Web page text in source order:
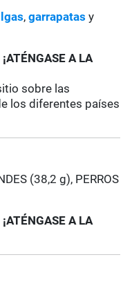
,garrapatas y
¡ATÉNGASE A LA
sobre las
los diferentes países
(38,2 g), PERROS
¡ATÉNGASE A LA